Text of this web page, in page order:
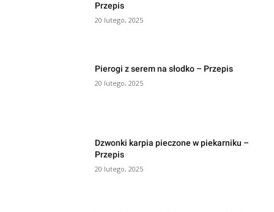
Przepis
20 lutego, 2025
Pierogi z serem na słodko – Przepis
20 lutego, 2025
Dzwonki karpia pieczone w piekarniku –
Przepis
20 lutego, 2025